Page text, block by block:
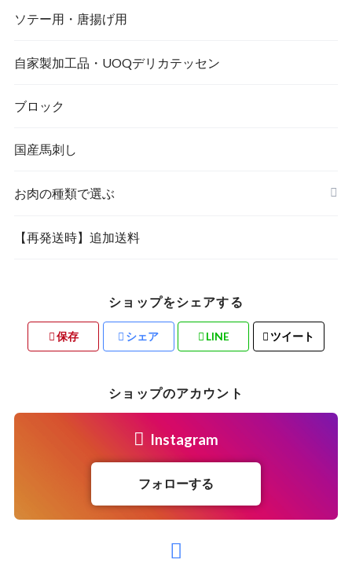
ソテー用・唐揚げ用
自家製加工品・UOQデリカテッセン
ブロック
国産馬刺し
お肉の種類で選ぶ
【再発送時】追加送料
ショップをシェアする
保存 シェア LINE ツイート
ショップのアカウント
Instagram
フォローする